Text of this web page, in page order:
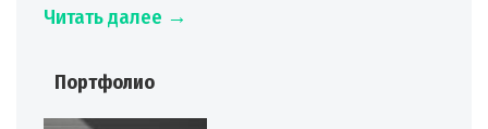
Читать далее →
Портфолио